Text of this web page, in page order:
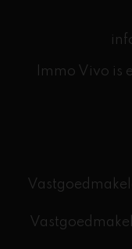
Immo Vivo is